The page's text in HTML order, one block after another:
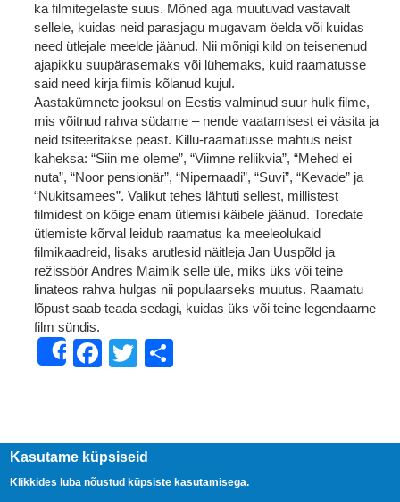
ka filmitegelaste suus. Mõned aga muutuvad vastavalt
sellele, kuidas neid parasjagu mugavam öelda või kuidas
need ütlejale meelde jäänud. Nii mõnigi kild on teisenenud
ajapikku suupärasemaks või lühemaks, kuid raamatusse
said need kirja filmis kõlanud kujul.
Aastakümnete jooksul on Eestis valminud suur hulk filme,
mis võitnud rahva südame – nende vaatamisest ei väsita ja
neid tsiteeritakse peast. Killu-raamatusse mahtus neist
kaheksa: “Siin me oleme”, “Viimne reliikvia”, “Mehed ei
nuta”, “Noor pensionär”, “Nipernaadi”, “Suvi”, “Kevade” ja
“Nukitsamees”. Valikut tehes lähtuti sellest, millistest
filmidest on kõige enam ütlemisi käibele jäänud. Toredate
ütlemiste kõrval leidub raamatus ka meeleolukaid
filmikaadreid, lisaks arutlesid näitleja Jan Uuspõld ja
režissöör Andres Maimik selle üle, miks üks või teine
linateos rahva hulgas nii populaarseks muutus. Raamatu
lõpust saab teada sedagi, kuidas üks või teine legendaarne
film sündis.
ShareFacebook
Twitter
Kasutame küpsiseid
Klikkides luba nõustud küpsiste kasutamisega.